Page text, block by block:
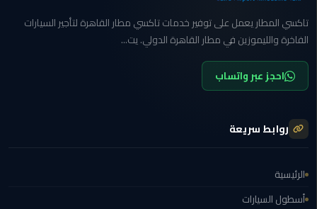
ليموزين
العاصمة
ليموزين
الخط
مصر
تاكسي المطار يعمل على توفير خدمات تاكسي مطار القاهرة لتأجير السيارات
الفاخرة والليموزين في مطار القاهرة الدولي. يت...
احجز عبر واتساب
روابط سريعة
الرئيسية
أسطول السيارات